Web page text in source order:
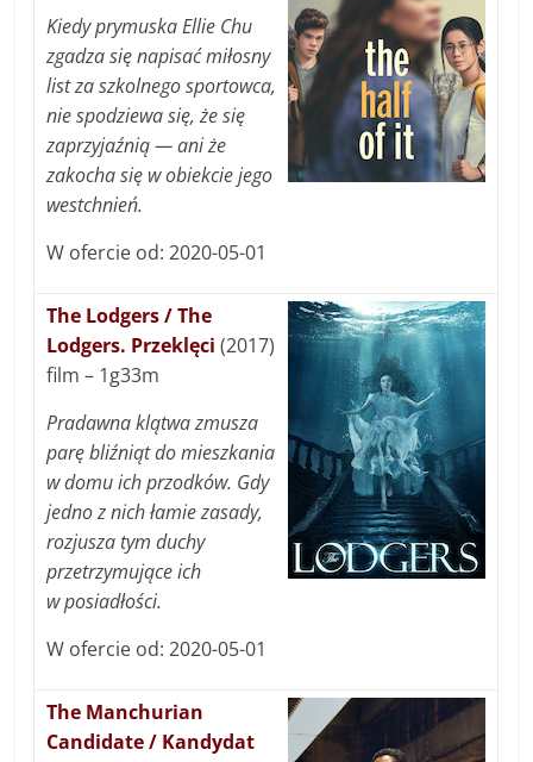
Kiedy prymuska Ellie Chu
zgadza się napisać miłosny
list za szkolnego sportowca,
nie spodziewa się, że się
zaprzyjaźnią — ani że
zakocha się w obiekcie jego
westchnień.
W ofercie od: 2020-05-01
The Lodgers / The
Lodgers. Przeklęci (2017)
film – 1g33m
Pradawna klątwa zmusza
parę bliźniąt do mieszkania
w domu ich przodków. Gdy
jedno z nich łamie zasady,
rozjusza tym duchy
przetrzymujące ich
w posiadłości.
W ofercie od: 2020-05-01
The Manchurian
Candidate / Kandydat